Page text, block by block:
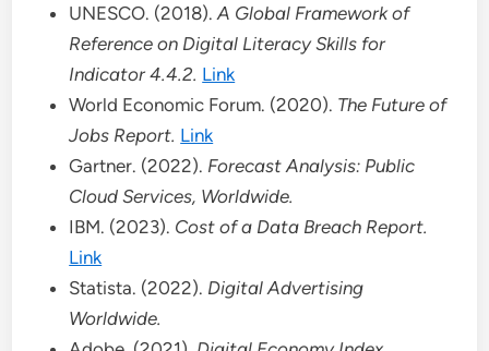
UNESCO. (2018).A Global Framework of
Reference on Digital Literacy Skills for
Indicator 4.4.2. Link
World Economic Forum. (2020). The Future of
Jobs Report. Link
Gartner. (2022). Forecast Analysis: Public
Cloud Services, Worldwide.
IBM. (2023). Cost of a Data Breach Report.
Link
Statista. (2022). Digital Advertising
Worldwide.